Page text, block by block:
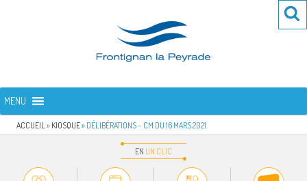
FRONTIGNAN LA PEYRADE
MENU
ACCUEIL » KIOSQUE» DÉLIBÉRATIONS – CM DU 16 MARS 2021
EN UN CLIC